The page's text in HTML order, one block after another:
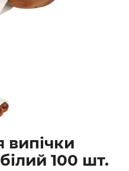
випічки
100 шт.